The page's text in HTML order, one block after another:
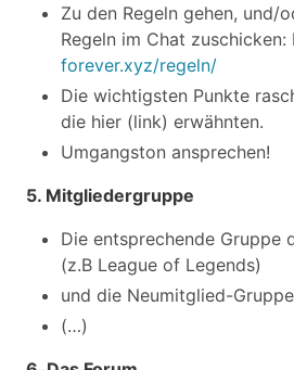
Zu den Regeln gehen, und/
Regeln im Chat zuschicken:
forever.xyz/regeln/
Die wichtigsten Punkte
die hier (link) erwähnten.
Umgangston ansprechen!
5. Mitgliedergruppe
Die entsprechende Gruppe
(z.B League of Legends)
und die Neumitglied-
(…)